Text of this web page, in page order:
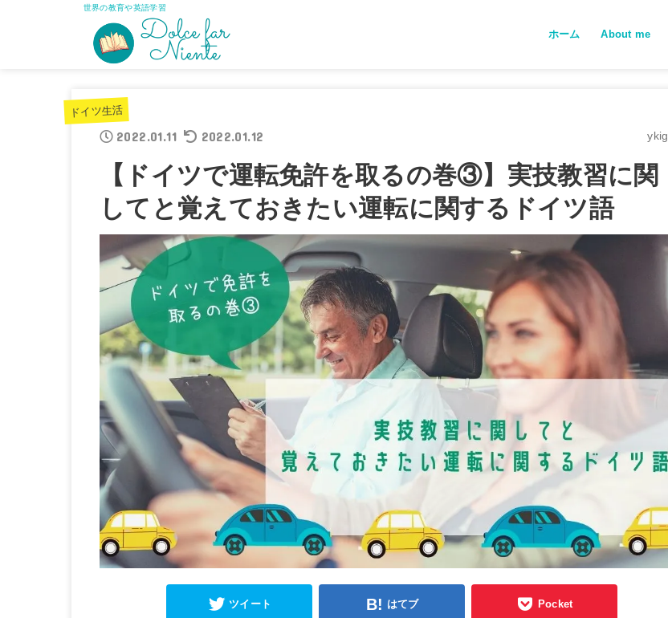
世界の教育や英語学習
ホーム About me
ドイツ生活
2022.01.11 2022.01.12
【ドイツで運転免許を取るの巻③】実技教習に関
してと覚えておきたい運転に関するドイツ語
ツイート はてブ Pocket